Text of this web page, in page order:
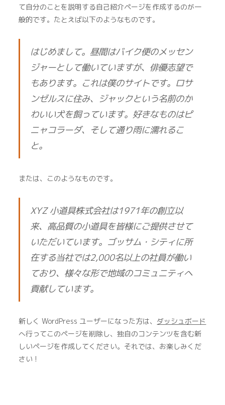
て自分のことを説明する自己紹介ページを作成するのが一
般的です。たとえば以下のようなものです。
はじめまして。昼間はバイク便のメッセン
ジャーとして働いていますが、俳優志望で
もあります。これは僕のサイトです。ロサ
ンゼルスに住み、ジャックという名前のか
わいい犬を飼っています。好きなものはピ
ニャコラーダ、そして通り雨に濡れるこ
と。
または、このようなものです。
XYZ 小道具株式会社は1971年の創立以
来、高品質の小道具を皆様にご提供させて
いただいています。ゴッサム・シティに所
在する当社では2,000名以上の社員が働い
ており、様々な形で地域のコミュニティへ
貢献しています。
新しく WordPress ユーザーになった方は、 ダッシュボード
へ行ってこのページを削除し、独自のコンテンツを含む新
しいページを作成してください。それでは、お楽しみくだ
さい !